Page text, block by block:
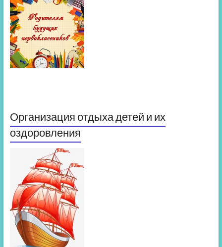
Организация отдыха детей и их
оздоровления